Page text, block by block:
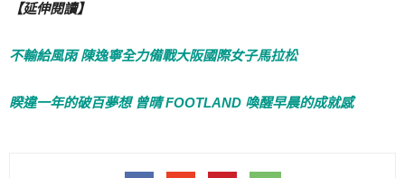
【延伸閱讀】
不輸給風雨 陳逸寧全力備戰大阪國際女子馬拉松
睽違一年的破百夢想 曾晴 FOOTLAND 喚醒早晨的成就感